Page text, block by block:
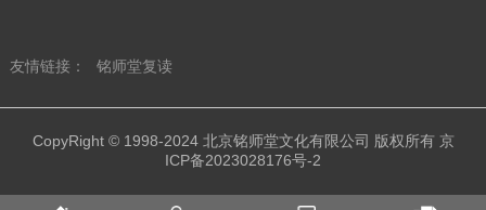
友情链接： 铭师堂复读
CopyRight © 1998-2024 北京铭师堂文化有限公司 版权所有 京
ICP备2023028176号-2